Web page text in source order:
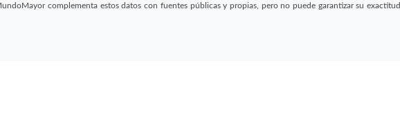
complementa estos datos con fuentes públicas y propias, pero no puede garantizar su